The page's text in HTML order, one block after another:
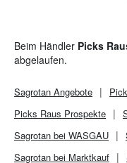
Beim Händler Picks
abgelaufen.
Sagrotan Angebote
Picks Raus Prospekte
Sagrotan bei WASGAU
Sagrotan bei Marktkauf